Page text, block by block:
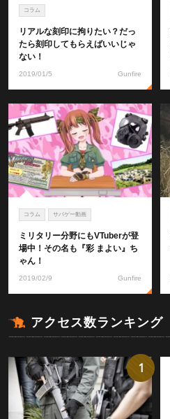
コラム
リアルな刻印に拘りたい？だっ
たら刻印してもらえばいいじゃ
ない！
2019/01/5 Gunfire
コラム サバゲー動画
ミリタリー分野にもVTuberが登
場中！その名も『彩 まよい』ち
ゃん！
2019/02/9 Gunfire
アクセス数ランキング
1